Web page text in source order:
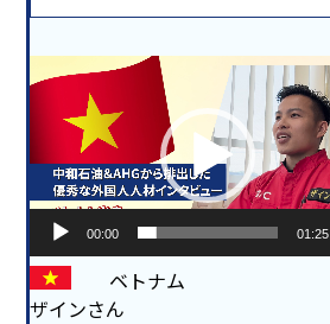
動
画
ヤ
00:00 01:25
ベトナム
ザインさん